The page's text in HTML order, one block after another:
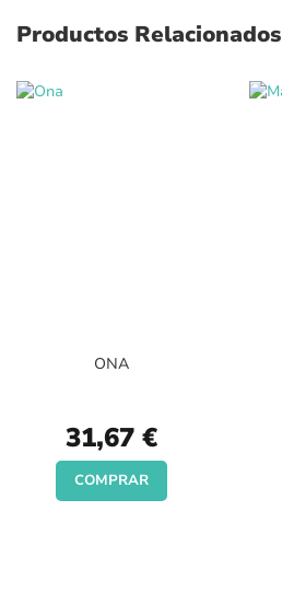
Productos Relacionados
ONA
31,67 €
COMPRAR